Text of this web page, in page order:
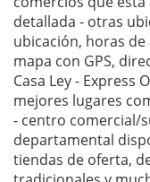
detallada - otras
ubicación, horas
mapa con GPS,
Casa Ley - Express
mejores lugares
- centro comercial/
departamental
tiendas de oferta,